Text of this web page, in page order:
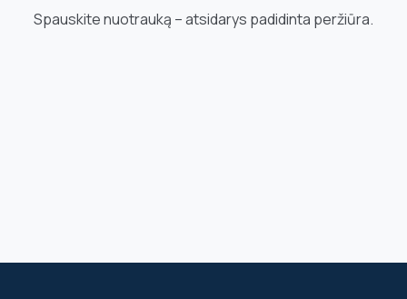
Spauskite nuotrauką – atsidarys padidinta peržiūra.